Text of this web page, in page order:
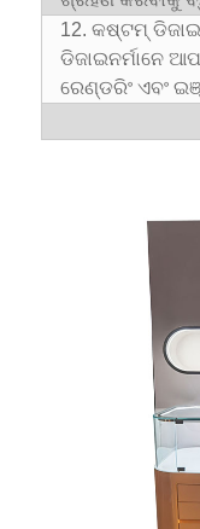
12. କଷ୍ଟମ୍
ଡିଜାଇନର୍ମାନେ
ରେଣ୍ଡରିଂ ଏବଂ